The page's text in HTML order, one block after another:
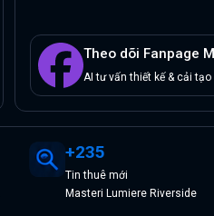
Theo dõi Fanpage
AI tư vấn thiết kế & cải
+235
Tinthuê mới
Masteri Lumiere Riverside